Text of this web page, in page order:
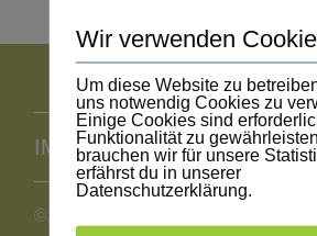
IMPRESSUM
©2026 SVFF
Wir verwenden
Um diese Website zu
uns notwendig Cookies zu
Einige Cookies sind
Funktionalität zu
brauchen wir für unsere
erfährst du in unserer
Datenschutzerklärung.